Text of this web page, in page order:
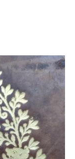
et sociales Ulm-
modernes